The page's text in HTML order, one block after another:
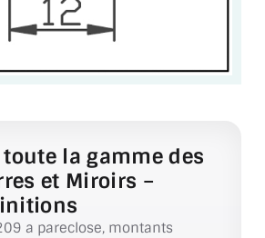
DE PORTE EN VERRE
CORPS
la gamme des
et Miroirs –
a pareclose, montants